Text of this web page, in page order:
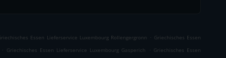
Essen Lieferservice Luxembourg Rollengergronn . Griechisches Essen
. Griechisches Essen Lieferservice Luxembourg Gasperich . Griechisches Essen